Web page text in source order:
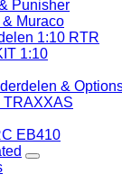
Punisher
Muraco
1:10 RTR
1:10
&
TRAXXAS
EB410